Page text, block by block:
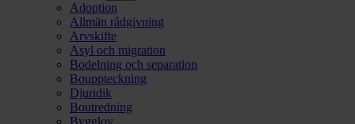
Adoption
Allmän rådgivning
Arvskifte
Asyl och migration
Bodelning och separation
Bouppteckning
Djuridik
Boutredning
Bygglov